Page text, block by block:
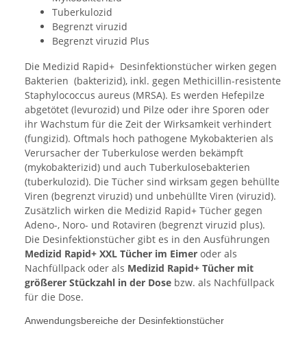
Tuberkulozid
Begrenzt viruzid
Begrenzt viruzid Plus
Die Medizid Rapid+ Desinfektionstücher wirken gegen
Bakterien (bakterizid), inkl. gegen Methicillin-resistente
Staphylococcus aureus (MRSA). Es werden Hefepilze
abgetötet (levurozid) und Pilze oder ihre Sporen oder
ihr Wachstum für die Zeit der Wirksamkeit verhindert
(fungizid). Oftmals hoch pathogene Mykobakterien als
Verursacher der Tuberkulose werden bekämpft
(mykobakterizid) und auch Tuberkulosebakterien
(tuberkulozid). Die Tücher sind wirksam gegen behüllte
Viren (begrenzt viruzid) und unbehüllte Viren (viruzid).
Zusätzlich wirken die Medizid Rapid+ Tücher gegen
Adeno-, Noro- und Rotaviren (begrenzt viruzid plus).
Die Desinfektionstücher gibt es in den Ausführungen
Medizid Rapid+ XXL Tücher im Eimer oder als
Nachfüllpack oder als Medizid Rapid+ Tücher mit
größerer Stückzahl in der Dose bzw. als Nachfüllpack
für die Dose.
Anwendungsbereiche der Desinfektionstücher